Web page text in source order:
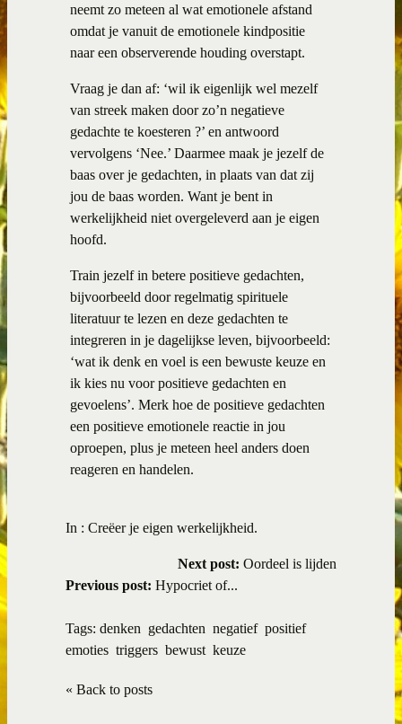
neemt zo meteen al wat emotionele afstand
omdat je vanuit de emotionele kindpositie
naar een observerende houding overstapt.
Vraag je dan af: ‘wil ik eigenlijk wel mezelf
van streek maken door zo’n negatieve
gedachte te koesteren ?’ en antwoord
vervolgens ‘Nee.’ Daarmee maak je jezelf de
baas over je gedachten, in plaats van dat zij
jou de baas worden. Want je bent in
werkelijkheid niet overgeleverd aan je eigen
hoofd.
Train jezelf in betere positieve gedachten,
bijvoorbeeld door regelmatig spirituele
literatuur te lezen en deze gedachten te
integreren in je dagelijkse leven, bijvoorbeeld:
‘wat ik denk en voel is een bewuste keuze en
ik kies nu voor positieve gedachten en
gevoelens’. Merk hoe de positieve gedachten
een positieve emotionele reactie in jou
oproepen, plus je meteen heel anders doen
reageren en handelen.
In : Creëer je eigen werkelijkheid.
Next post: Oordeel is lijden
Previous post: Hypocriet of...
Tags: denken gedachten negatief positief
emoties triggers bewust keuze
« Back to posts